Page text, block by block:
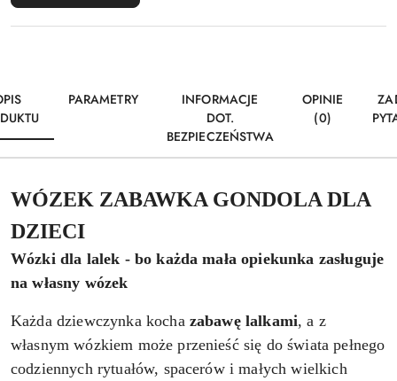
PARAMETRY
INFORMACJE
DOT.
BEZPIECZEŃSTWA
OPINIE
(0)
WÓZEK ZABAWKA GONDOLA DLA
DZIECI
Wózki dla lalek - bo każda mała opiekunka zasługuje
na własny wózek
Każda dziewczynka kocha zabawę lalkami, a z
własnym wózkiem może przenieść się do świata pełnego
codziennych rytuałów, spacerów i małych wielkich